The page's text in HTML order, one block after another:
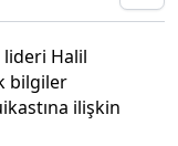
lideri Halil
bilgiler
ilişkin